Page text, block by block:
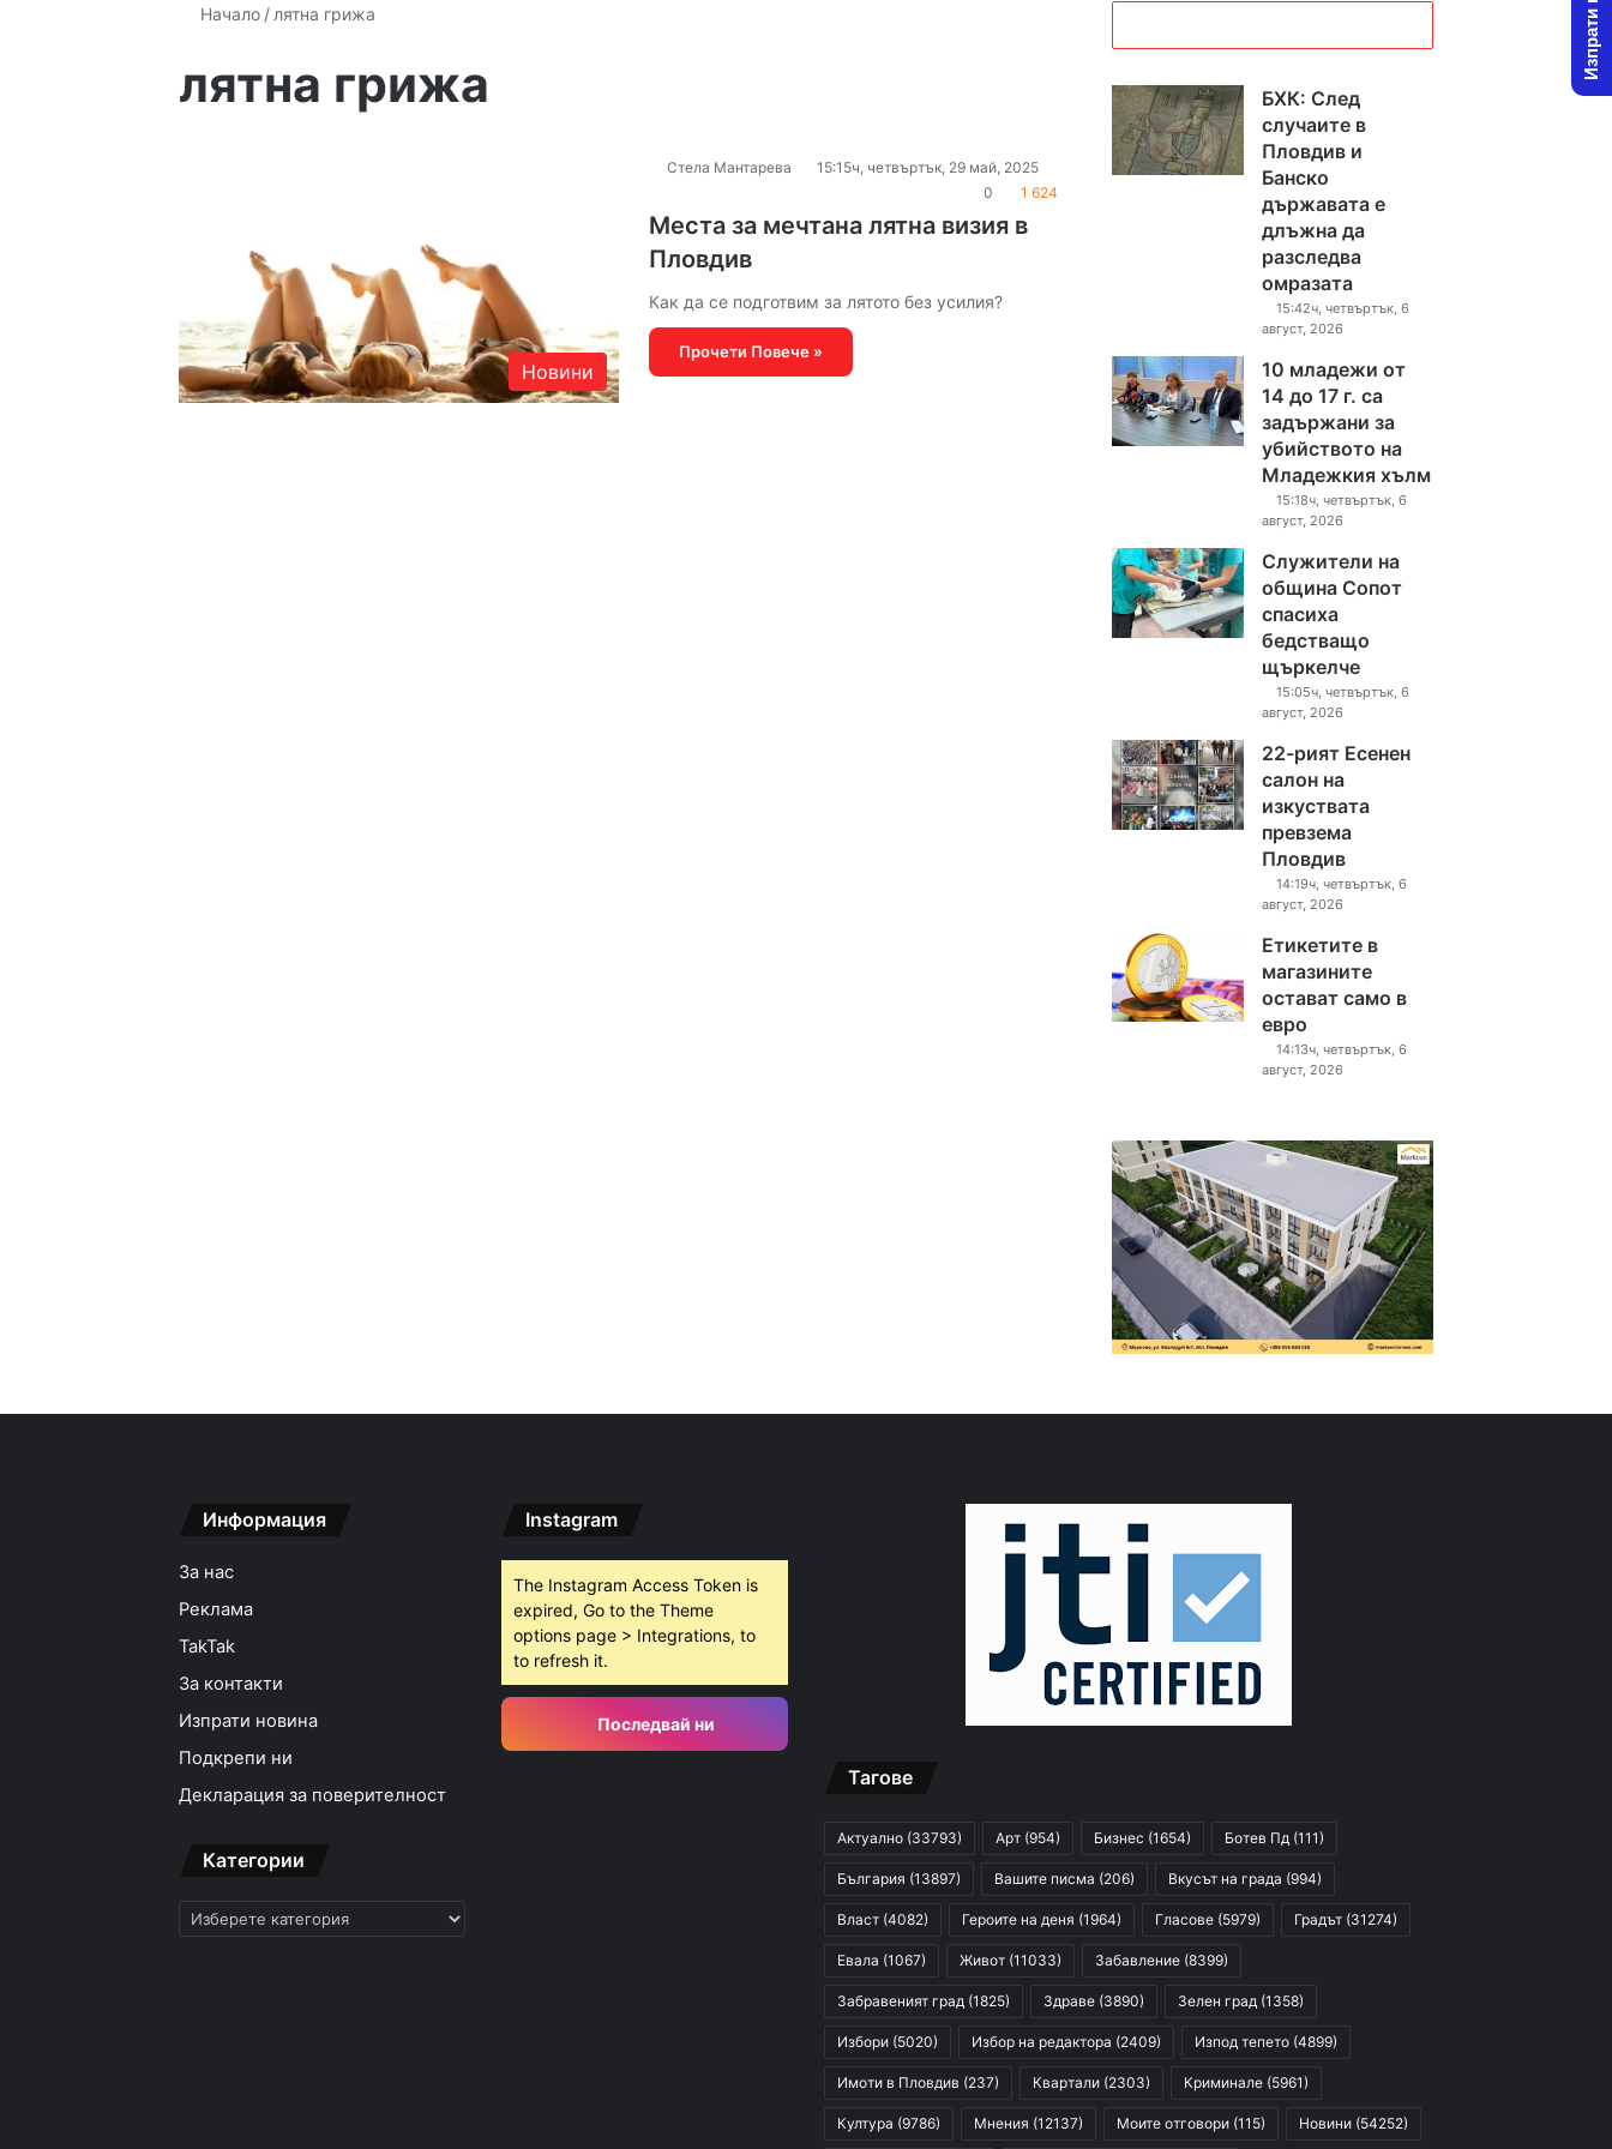
Начало / лятна грижа
лятна грижа
Новини
Стела Мантарева
15:15ч, четвъртък, 29 май, 2025
0
1 624
Места за мечтана лятна визия в
Пловдив
Как да се подготвим за лятото без усилия?
Прочети Повече »
БХК: След
случаите в
Пловдив и
Банско
държавата е
длъжна да
разследва
омразата
15:42ч, четвъртък, 6
август, 2026
10 младежи от
14 до 17 г. са
задържани за
убийството на
Младежкия хълм
15:18ч, четвъртък, 6
август, 2026
Служители на
община Сопот
спасиха
бедстващо
щъркелче
15:05ч, четвъртък, 6
август, 2026
22-рият Есенен
салон на
изкуствата
превзема
Пловдив
14:19ч, четвъртък, 6
август, 2026
Етикетите в
магазините
остават само в
евро
14:13ч, четвъртък, 6
август, 2026
Информация
За нас
Реклама
TakTak
За контакти
Изпрати новина
Подкрепи ни
Декларация за поверителност
Категории
Категории
Instagram
The Instagram Access Token is
expired, Go to the Theme
options page > Integrations, to
to refresh it.
Последвай ни
Тагове
Актуално (33793) Арт (954) Бизнес (1654) Ботев Пд (111)
България (13897) Вашите писма (206) Вкусът на града (994)
Власт (4082) Героите на деня (1964) Гласове (5979) Градът (31274)
Евала (1067) Живот (11033) Забавление (8399)
Забравеният град (1825) Здраве (3890) Зелен град (1358)
Избори (5020) Избор на редактора (2409) Изпод тепето (4899)
Имоти в Пловдив (237) Квартали (2303) Криминале (5961)
Култура (9786) Мнения (12137) Моите отговори (115) Новини (54252)